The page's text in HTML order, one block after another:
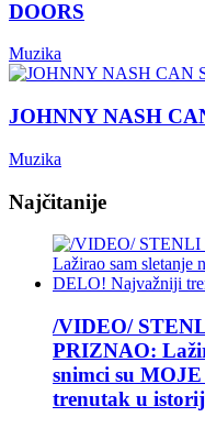
DOORS
Muzika
JOHNNY NASH
Muzika
Najčitanije
/VIDEO/
PRIZNAO:
snimci su
trenutak u